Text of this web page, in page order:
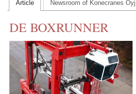
CONTACT US
INS MAIN WEBSITE
ABOUT US
Article Newsroom of Konecranes Oyj
DE BOXRUNNER